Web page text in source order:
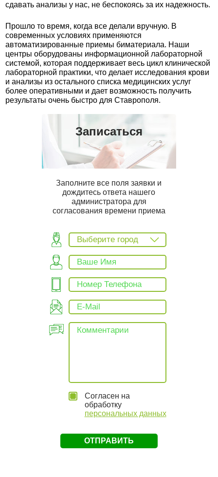
сдавать анализы у нас, не беспокоясь за их надежность.
Прошло то время, когда все делали вручную. В
современных условиях применяются
автоматизированные приемы биматериала. Наши
центры оборудованы информационной лабораторной
системой, которая поддерживает весь цикл клинической
лабораторной практики, что делает исследования крови
и анализы из остального списка медицинских услуг
более оперативными и дает возможность получить
результаты очень быстро для Ставрополя.
Записаться
Заполните все поля заявки и
дождитесь ответа нашего
администратора для
согласования времени приема
Выберите город
Согласен на
обработку
персональных данных